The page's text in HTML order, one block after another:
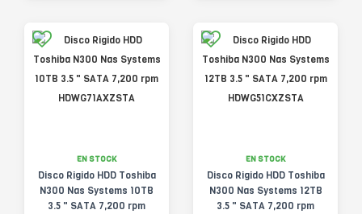
EN STOCK
Disco Rigido HDD Toshiba
N300 Nas Systems 10TB
3.5 " SATA 7,200 rpm
EN STOCK
Disco Rigido HDD Toshiba
N300 Nas Systems 12TB
3.5 " SATA 7,200 rpm